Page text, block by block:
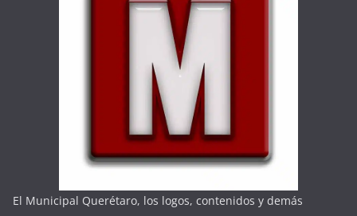
El Municipal Querétaro, los logos, contenidos y demás